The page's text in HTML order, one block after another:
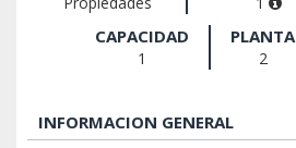
CAPACIDAD
1
PLANTA
2
INFORMACION GENERAL